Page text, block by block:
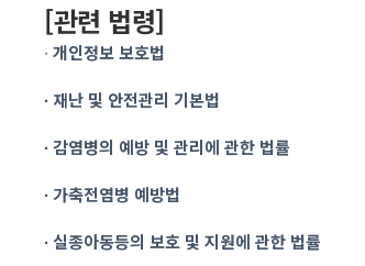
[관련 법령]
∙ 개인정보 보호법
∙ 재난 및 안전관리 기본법
∙ 감염병의 예방 및 관리에 관한 법률
∙ 가축전염병 예방법
∙ 실종아동등의 보호 및 지원에 관한 법률